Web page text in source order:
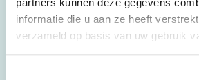
informatie die u aan ze heeft
verzameld op basis van uw gebruik
HS code